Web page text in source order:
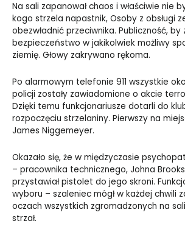
Na sali zapanował chaos i właściwie nie
kogo strzela napastnik, Osoby z obsługi
obezwładnić przeciwnika. Publiczność,
bezpieczeństwo w jakikolwiek możliwy
ziemię. Głowy zakrywano rękoma.
Po alarmowym telefonie 911 wszystkie
policji zostały zawiadomione o akcie
Dzięki temu funkcjonariusze dotarli do
rozpoczęciu strzelaniny. Pierwszy na
James Niggemeyer.
Okazało się, że w międzyczasie
– pracownika technicznego, Johna
przystawiał pistolet do jego skroni.
wyboru – szaleniec mógł w każdej chwili
oczach wszystkich zgromadzonych na
strzał.